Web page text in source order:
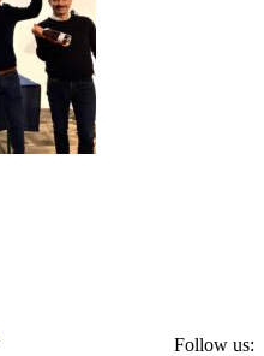
Follow us: